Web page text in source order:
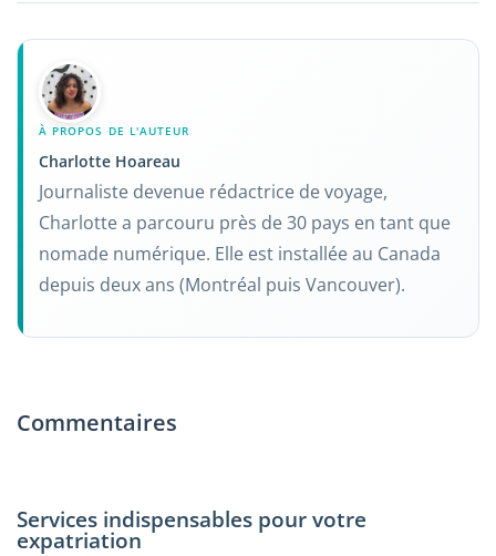
À PROPOS DE L'AUTEUR
Charlotte Hoareau
Journaliste devenue rédactrice de voyage,
Charlotte a parcouru près de 30 pays en tant que
nomade numérique. Elle est installée au Canada
depuis deux ans (Montréal puis Vancouver).
Commentaires
Services indispensables pour votre
expatriation